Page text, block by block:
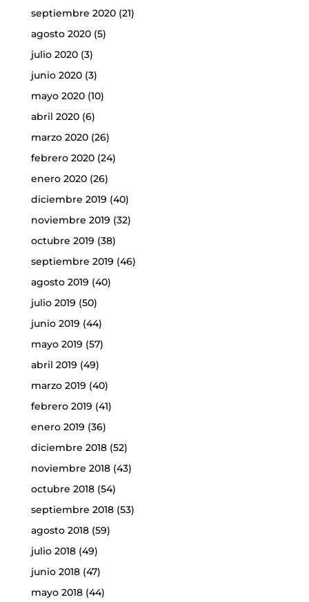
septiembre 2020(21)
agosto 2020(5)
julio 2020(3)
junio 2020(3)
mayo 2020(10)
abril 2020(6)
marzo 2020(26)
febrero 2020(24)
enero 2020(26)
diciembre 2019 (40)
noviembre 2019 (32)
octubre 2019 (38)
septiembre 2019 (46)
agosto 2019 (40)
julio 2019 (50)
junio 2019 (44)
mayo 2019 (57)
abril 2019 (49)
marzo 2019 (40)
febrero 2019 (41)
enero 2019 (36)
diciembre 2018(52)
noviembre 2018(43)
octubre 2018(54)
septiembre 2018(53)
agosto 2018(59)
julio 2018(49)
junio 2018(47)
mayo 2018(44)